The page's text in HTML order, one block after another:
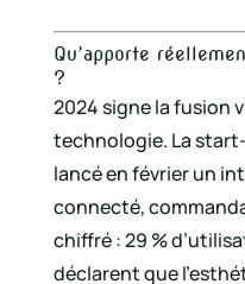
Qu’apporte
?
2024 signe la fusion
technologie. La
lancé en février un
connecté,
chiffré : 29 %
déclarent que